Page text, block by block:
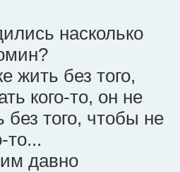
насколько
жить без того,
кого-то, он не
того, чтобы не
то...
давно